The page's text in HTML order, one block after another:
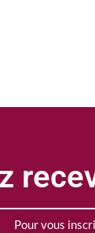
Pour vous